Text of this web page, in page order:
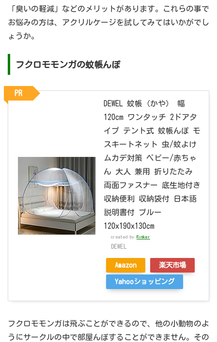
「臭いの軽減」などのメリットがあります。これらの事で
お悩みの方は、アクリルケージを試してみてはいかがでし
ょうか。
フクロモモンガの蚊帳んぽ
DEWEL 蚊帳（かや） 幅
120cm ワンタッチ 2ドアタ
イプ テント式 蚊帳んぽ モ
スキートネット 虫/蚊よけ
ムカデ対策 ベビー/赤ちゃ
ん 大人 兼用 折りたたみ
両面ファスナー 底生地付き
収納便利 収納袋付 日本語
説明書付 ブルー
120x190x130cm
created by Rinker
DEWEL
Amazon 楽天市場
Yahooショッピング
PR
フクロモモンガは飛ぶことができるので、他の小動物のよ
うにサークルの中で部屋んぽすることができません。その